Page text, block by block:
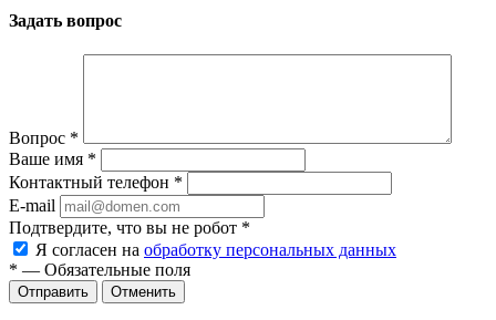
Задать вопрос
Вопрос *
Ваше имя *
Контактный телефон *
E-mail
Подтвердите, что вы не робот *
Я согласен на обработку персональных данных
* — Обязательные поля
Отменить